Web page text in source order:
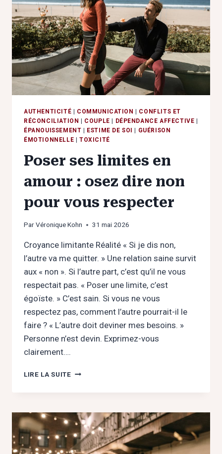
FROIDE
SANS
ÉTOUFFER
SES
ÉMOTIONS
?
AUTHENTICITÉ | COMMUNICATION | CONFLITS ET
RÉCONCILIATION | COUPLE | DÉPENDANCE AFFECTIVE |
ÉPANOUISSEMENT | ESTIME DE SOI | GUÉRISON
ÉMOTIONNELLE | TOXICITÉ
Poser ses limites en
amour : osez dire non
pour vous respecter
ParVéronique Kohn 31 mai 2026
Croyance limitante Réalité « Si je dis non,
l’autre va me quitter. » Une relation saine survit
aux « non ». Si l’autre part, c’est qu’il ne vous
respectait pas. « Poser une limite, c’est
égoïste. » C’est sain. Si vous ne vous
respectez pas, comment l’autre pourrait-il le
faire ? « L’autre doit deviner mes besoins. »
Personne n’est devin. Exprimez-vous
clairement….
LIRE LA SUITEPOSER
AMOUR
:
OSEZ
DIRE